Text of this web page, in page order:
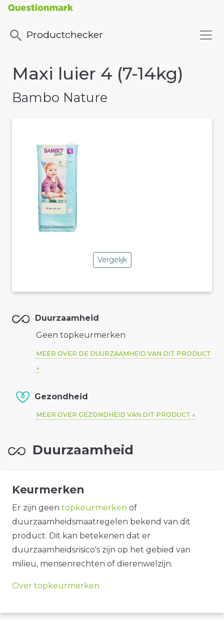
Productchecker
Maxi luier 4 (7-14kg)
Bambo Nature
Vergelijk
Duurzaamheid
Geen topkeurmerken
MEER OVER DE DUURZAAMHEID VAN DIT PRODUCT
Gezondheid
MEER OVER GEZONDHEID VAN DIT PRODUCT
Duurzaamheid
Keurmerken
Er zijn geen topkeurmerken of
duurzaamheidsmaatregelen bekend van dit
product. Dit kan betekenen dat er
duurzaamheidsrisico's zijn op het gebied van
milieu, mensenrechten of dierenwelzijn.
Over topkeurmerken